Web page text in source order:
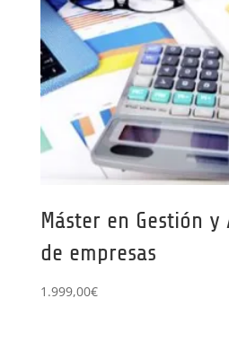
Máster en Gestión
de empresas
1.999,00€